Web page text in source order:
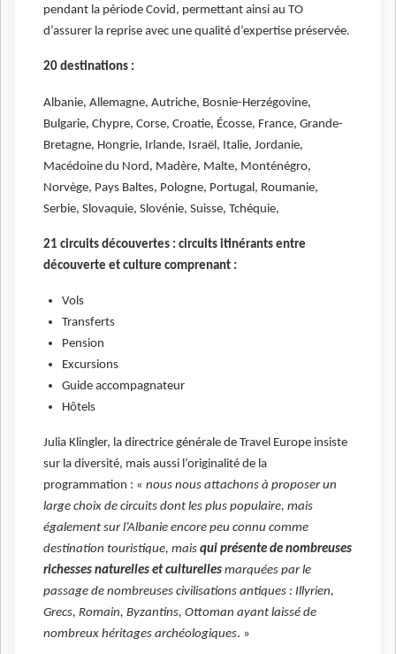
pendant la période Covid, permettant ainsi au TO
d’assurer la reprise avec une qualité d’expertise préservée.
20 destinations :
Albanie, Allemagne, Autriche, Bosnie-Herzégovine,
Bulgarie, Chypre, Corse, Croatie, Écosse, France, Grande-
Bretagne, Hongrie, Irlande, Israël, Italie, Jordanie,
Macédoine du Nord, Madère, Malte, Monténégro,
Norvège, Pays Baltes, Pologne, Portugal, Roumanie,
Serbie, Slovaquie, Slovénie, Suisse, Tchéquie,
21 circuits découvertes : circuits itinérants entre
découverte et culture comprenant :
Vols
Transferts
Pension
Excursions
Guide accompagnateur
Hôtels
Julia Klingler, la directrice générale de Travel Europe insiste
sur la diversité, mais aussi l’originalité de la
programmation : « nous nous attachons à proposer un
large choix de circuits dont les plus populaire, mais
également sur l’Albanie encore peu connu comme
destination touristique, mais qui présente de nombreuses
richesses naturelles et culturelles marquées par le
passage de nombreuses civilisations antiques : Illyrien,
Grecs, Romain, Byzantins, Ottoman ayant laissé de
nombreux héritages archéologiques. »